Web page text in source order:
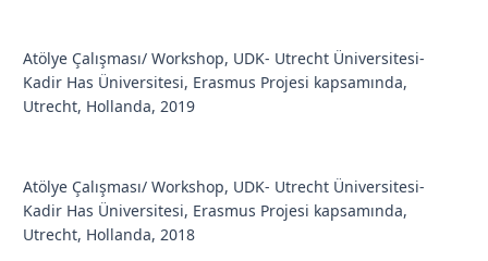
Atölye Çalışması/ Workshop, UDK- Utrecht Üniversitesi-
Kadir Has Üniversitesi, Erasmus Projesi kapsamında,
Utrecht, Hollanda, 2019
Atölye Çalışması/ Workshop, UDK- Utrecht Üniversitesi-
Kadir Has Üniversitesi, Erasmus Projesi kapsamında,
Utrecht, Hollanda, 2018